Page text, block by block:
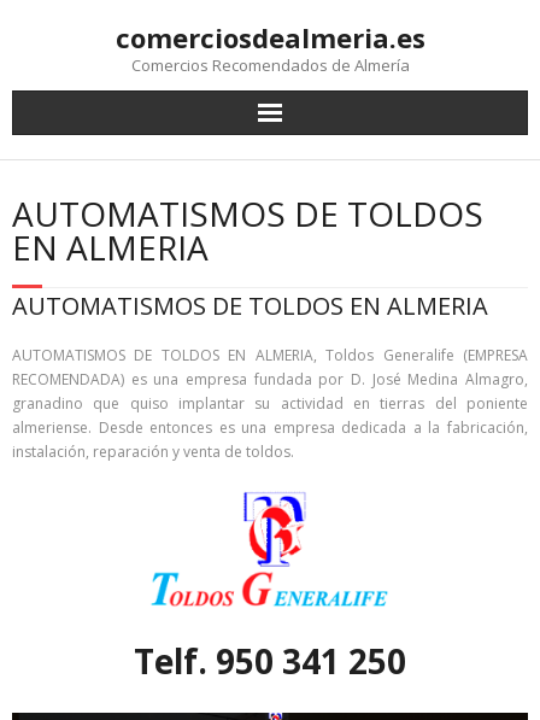
comerciosdealmeria.es
Comercios Recomendados de Almería
AUTOMATISMOS​ DE TOLDOS
EN ALMERIA
AUTOMATISMOS​ DE TOLDOS EN ALMERIA
AUTOMATISMOS​ DE TOLDOS EN ALMERIA, Toldos Generalife (EMPRESA
RECOMENDADA) es una empresa fundada por D. José Medina Almagro,
granadino que quiso implantar su actividad en tierras del poniente
almeriense. Desde entonces es una empresa dedicada a la fabricación,
instalación, reparación y venta de toldos.
Telf. 950 341 250